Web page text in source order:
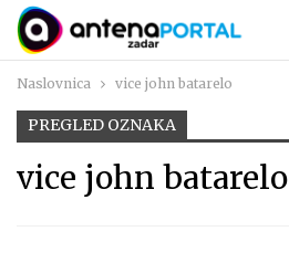
Naslovnica vice john batarelo
PREGLED OZNAKA
vice john batarelo